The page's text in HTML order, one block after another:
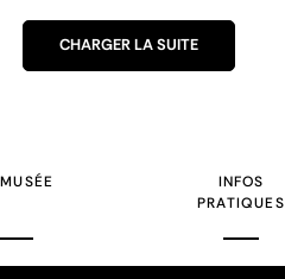
CHARGER LA SUITE
INFOS
PRATIQUES